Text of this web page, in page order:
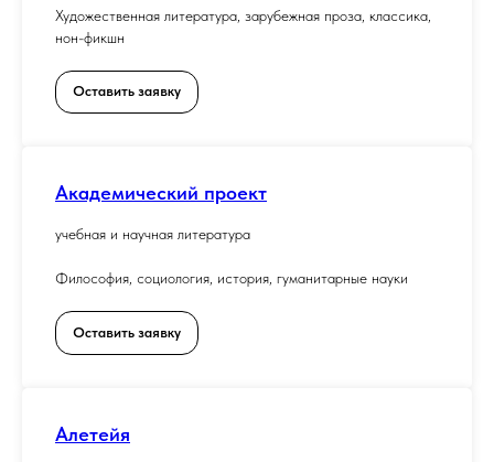
Художественная литература, зарубежная проза, классика,
нон-фикшн
Оставить заявку
Академический проект
учебная и научная литература
Философия, социология, история, гуманитарные науки
Оставить заявку
Алетейя